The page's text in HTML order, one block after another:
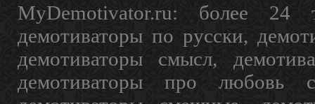
MyDemotivator.ru: более 24
демотиваторы по русски,
демотиваторы смысл,
демотиваторы про любовь